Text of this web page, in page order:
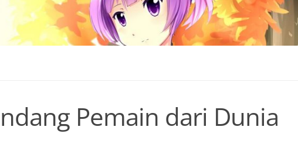
Pemain dari Dunia